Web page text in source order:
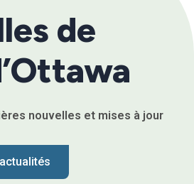
de
nouvelles et mises à jour